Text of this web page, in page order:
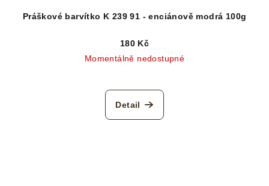
Práškové barvítko K 239 91 - enciánově modrá 100g
180 Kč
Momentálně nedostupné
Detail